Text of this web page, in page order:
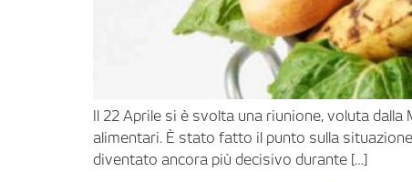
Il 22 Aprile si è svolta una riunione, voluta
alimentari. È stato fatto il punto sulla
diventato ancora più decisivo durante […]